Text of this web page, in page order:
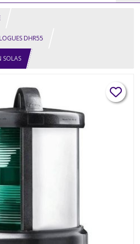
DHR55